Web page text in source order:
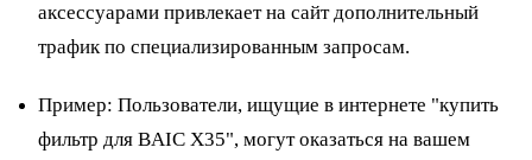
аксессуарами привлекает на сайт дополнительный
трафик по специализированным запросам.
Пример: Пользователи, ищущие в интернете "купить
фильтр для BAIC X35", могут оказаться на вашем